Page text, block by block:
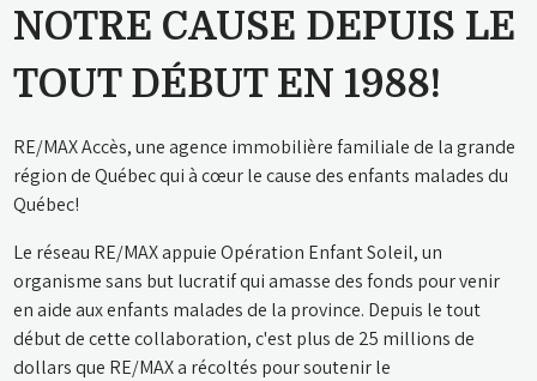
NOTRE CAUSE DEPUIS LE
TOUT DÉBUT EN 1988!
RE/MAX Accès, une agence immobilière familiale de la grande
région de Québec qui à cœur le cause des enfants malades du
Québec!
Le réseau RE/MAX appuie Opération Enfant Soleil, un
organisme sans but lucratif qui amasse des fonds pour venir
en aide aux enfants malades de la province. Depuis le tout
début de cette collaboration, c'est plus de 25 millions de
dollars que RE/MAX a récoltés pour soutenir le